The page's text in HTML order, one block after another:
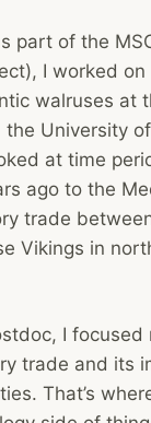
part of the
I worked
walruses at
the University of
at time
ago to the
trade
Vikings in
I focused
trade and its
That’s